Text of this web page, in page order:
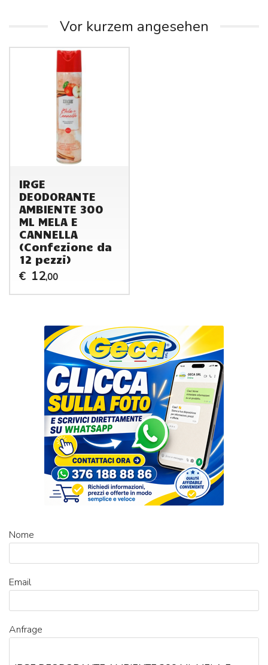
Vor kurzem angesehen
IRGE
DEODORANTE
AMBIENTE 300
ML MELA E
CANNELLA
(Confezione da
12 pezzi)
€ 12,00
Nome
Email
Anfrage